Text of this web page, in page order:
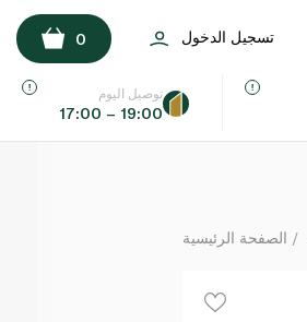
تسجيل الدخول 0
توصيل اليوم
17:00 – 19:00
الصفحة الرئيسية